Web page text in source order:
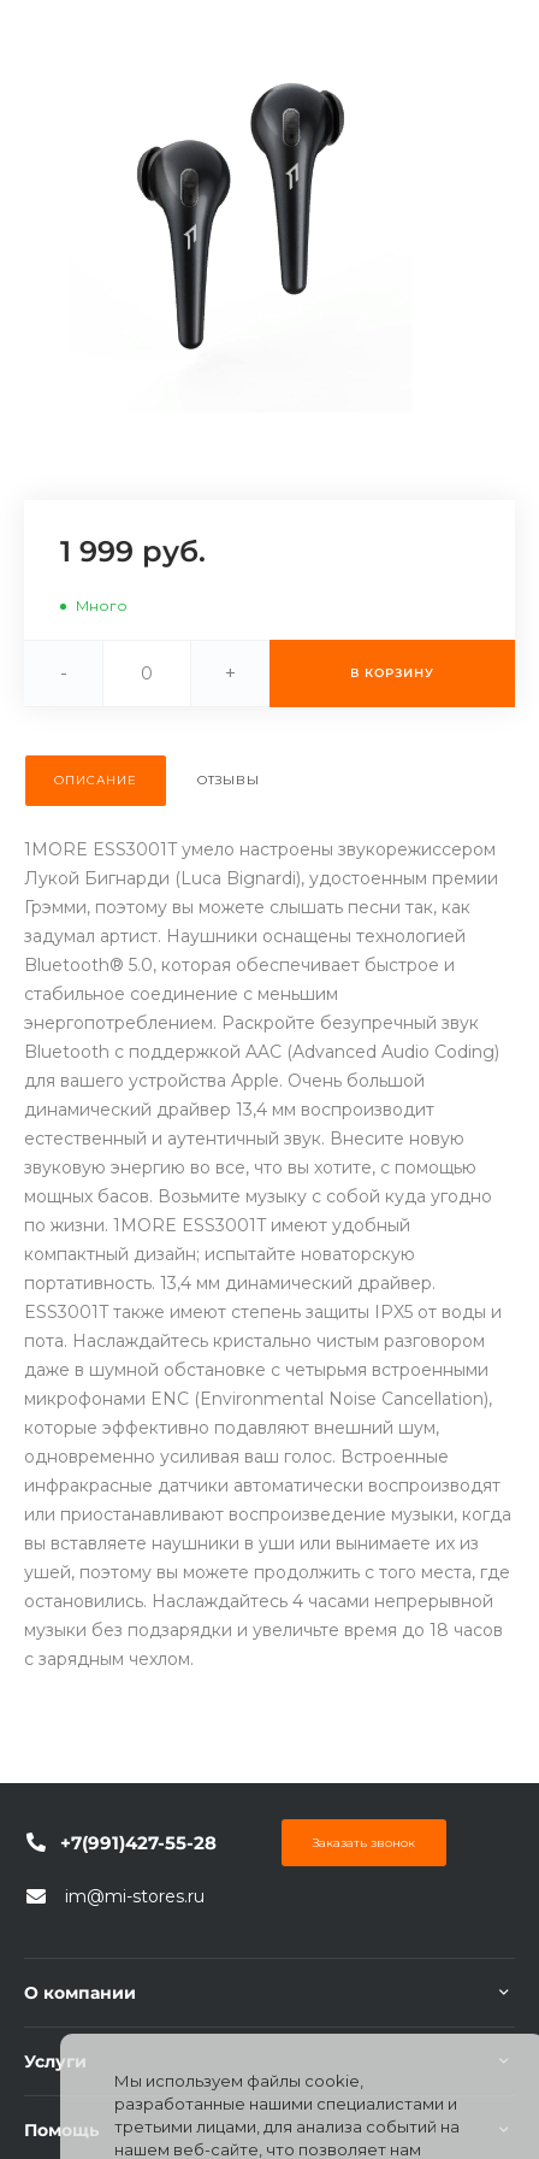
Оплачивайте сегодня только
% картой любого банка
Получайте товар
выбранный способом
об оплате Плайтом
недели
раз в 2 недели
1 999 руб.
Много
- + В КОРЗИНУ
ОПИСАНИЕ ОТЗЫВЫ
1MORE ESS3001T умело настроены звукорежиссером
Лукой Бигнарди (Luca Bignardi), удостоенным премии
Грэмми, поэтому вы можете слышать песни так, как
задумал артист. Наушники оснащены технологией
Bluetooth® 5.0, которая обеспечивает быстрое и
стабильное соединение с меньшим
энергопотреблением. Раскройте безупречный звук
Bluetooth с поддержкой AAC (Advanced Audio Coding)
для вашего устройства Apple. Очень большой
динамический драйвер 13,4 мм воспроизводит
естественный и аутентичный звук. Внесите новую
звуковую энергию во все, что вы хотите, с помощью
мощных басов. Возьмите музыку с собой куда угодно
по жизни. 1MORE ESS3001T имеют удобный
компактный дизайн; испытайте новаторскую
портативность. 13,4 мм динамический драйвер.
ESS3001T также имеют степень защиты IPX5 от воды и
пота. Наслаждайтесь кристально чистым разговором
даже в шумной обстановке с четырьмя встроенными
микрофонами ENC (Environmental Noise Cancellation),
которые эффективно подавляют внешний шум,
одновременно усиливая ваш голос. Встроенные
инфракрасные датчики автоматически воспроизводят
или приостанавливают воспроизведение музыки, когда
вы вставляете наушники в уши или вынимаете их из
ушей, поэтому вы можете продолжить с того места, где
остановились. Наслаждайтесь 4 часами непрерывной
музыки без подзарядки и увеличьте время до 18 часов
с зарядным чехлом.
+7(991)427-55-28 Заказать звонок
im@mi-stores.ru
О компании
Услуги
Помощь
Мы используем файлы cookie,
разработанные нашими специалистами и
третьими лицами, для анализа событий на
нашем веб-сайте, что позволяет нам